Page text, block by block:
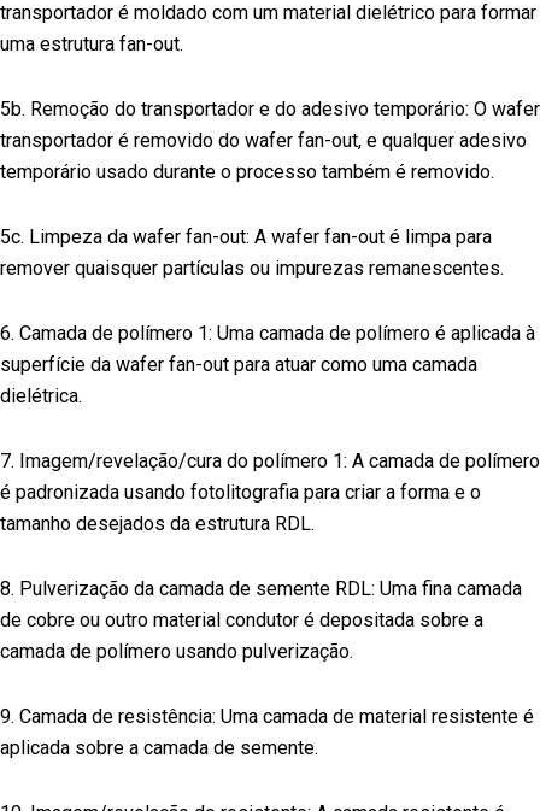
transportador é moldado com um material dielétrico para formar
uma estrutura fan-out.
5b. Remoção do transportador e do adesivo temporário: O wafer
transportador é removido do wafer fan-out, e qualquer adesivo
temporário usado durante o processo também é removido.
5c. Limpeza da wafer fan-out: A wafer fan-out é limpa para
remover quaisquer partículas ou impurezas remanescentes.
6. Camada de polímero 1: Uma camada de polímero é aplicada à
superfície da wafer fan-out para atuar como uma camada
dielétrica.
7. Imagem/revelação/cura do polímero 1: A camada de polímero
é padronizada usando fotolitografia para criar a forma e o
tamanho desejados da estrutura RDL.
8. Pulverização da camada de semente RDL: Uma fina camada
de cobre ou outro material condutor é depositada sobre a
camada de polímero usando pulverização.
9. Camada de resistência: Uma camada de material resistente é
aplicada sobre a camada de semente.